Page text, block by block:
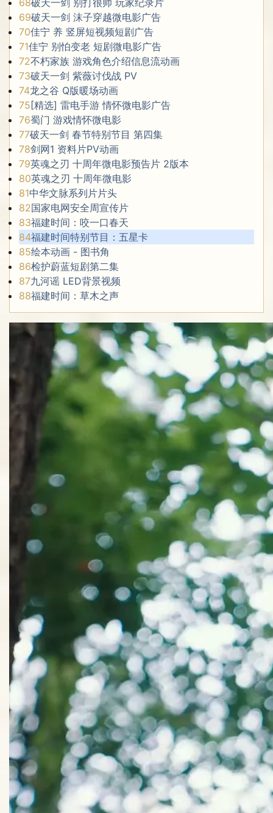
68破天一剑 别打很帅 玩家纪录片
69破天一剑 沫子穿越微电影广告
70佳宁 养 竖屏短视频短剧广告
71佳宁 别怕变老 短剧微电影广告
72不朽家族 游戏角色介绍信息流动画
73破天一剑 紫薇讨伐战 PV
74龙之谷 Q版暖场动画
75 [精选] 雷电手游 情怀微电影广告
76蜀门 游戏情怀微电影
77破天一剑 春节特别节目 第四集
78剑网1 资料片PV动画
79英魂之刃 十周年微电影预告片 2版本
80英魂之刃 十周年微电影
81中华文脉系列片片头
82国家电网安全周宣传片
83福建时间：咬一口春天
84福建时间特别节目：五星卡
85绘本动画 - 图书角
86检护蔚蓝短剧第二集
87九河谣 LED背景视频
88福建时间：草木之声